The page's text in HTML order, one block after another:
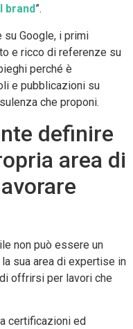
brand”.
Google, i primi
e ricco di referenze su
perché è
e pubblicazioni su
che proponi.
definire
area di
non può essere un
sua area di expertise in
offrirsi per lavori che
certificazioni ed